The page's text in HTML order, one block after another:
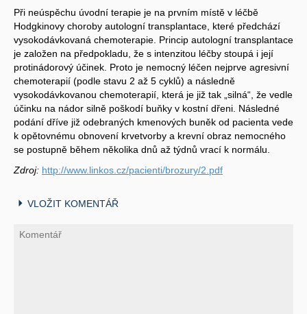
Při neúspěchu úvodní terapie je na prvním místě v léčbě
Hodgkinovy choroby autologní transplantace, které předchází
vysokodávkovaná chemoterapie. Princip autologní transplantace
je založen na předpokladu, že s intenzitou léčby stoupá i její
protinádorový účinek. Proto je nemocný léčen nejprve agresivní
chemoterapií (podle stavu 2 až 5 cyklů) a následně
vysokodávkovanou chemoterapií, která je již tak „silná“, že vedle
účinku na nádor silně poškodí buňky v kostní dřeni. Následné
podání dříve již odebraných kmenových buněk od pacienta vede
k opětovnému obnovení krvetvorby a krevní obraz nemocného
se postupně během několika dnů až týdnů vrací k normálu.
Zdroj: http://www.linkos.cz/pacienti/brozury/2.pdf
VLOŽIT KOMENTÁŘ